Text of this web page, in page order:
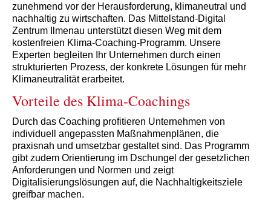
zunehmend vor der Herausforderung, klimaneutral und
nachhaltig zu wirtschaften. Das Mittelstand-Digital
Zentrum Ilmenau unterstützt diesen Weg mit dem
kostenfreien Klima-Coaching-Programm. Unsere
Experten begleiten Ihr Unternehmen durch einen
strukturierten Prozess, der konkrete Lösungen für mehr
Klimaneutralität erarbeitet.
Vorteile des Klima-Coachings
Durch das Coaching profitieren Unternehmen von
individuell angepassten Maßnahmenplänen, die
praxisnah und umsetzbar gestaltet sind. Das Programm
gibt zudem Orientierung im Dschungel der gesetzlichen
Anforderungen und Normen und zeigt
Digitalisierungslösungen auf, die Nachhaltigkeitsziele
greifbar machen.